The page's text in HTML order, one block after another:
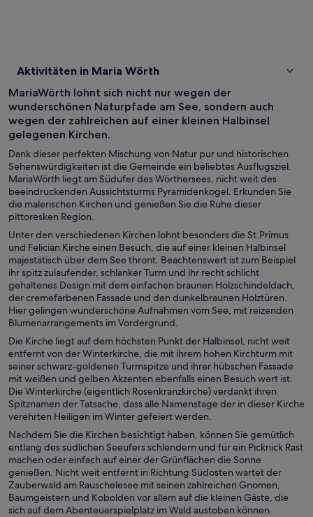
Aktivitäten in Maria Wörth
MariaWörth lohnt sich nicht nur wegen der
wunderschönen Naturpfade am See, sondern auch
wegen der zahlreichen auf einer kleinen Halbinsel
gelegenen Kirchen.
Dank dieser perfekten Mischung von Natur pur und historischen
Sehenswürdigkeiten ist die Gemeinde ein beliebtes Ausflugsziel.
MariaWörth liegt am Südufer des Wörthersees, nicht weit des
beeindruckenden Aussichtsturms Pyramidenkogel. Erkunden Sie
die malerischen Kirchen und genießen Sie die Ruhe dieser
pittoresken Region.
Unter den verschiedenen Kirchen lohnt besonders die St.Primus
und Felician Kirche einen Besuch, die auf einer kleinen Halbinsel
majestätisch über dem See thront. Beachtenswert ist zum Beispiel
ihr spitz zulaufender, schlanker Turm und ihr recht schlicht
gehaltenes Design mit dem einfachen braunen Holzschindeldach,
der cremefarbenen Fassade und den dunkelbraunen Holztüren.
Hier gelingen wunderschöne Aufnahmen vom See, mit reizenden
Blumenarrangements im Vordergrund.
Die Kirche liegt auf dem höchsten Punkt der Halbinsel, nicht weit
entfernt von der Winterkirche, die mit ihrem hohen Kirchturm mit
seiner schwarz-goldenen Turmspitze und ihrer hübschen Fassade
mit weißen und gelben Akzenten ebenfalls einen Besuch wert ist.
Die Winterkirche (eigentlich Rosenkranzkirche) verdankt ihren
Spitznamen der Tatsache, dass alle Namenstage der in dieser Kirche
verehrten Heiligen im Winter gefeiert werden.
Nachdem Sie die Kirchen besichtigt haben, können Sie gemütlich
entlang des südlichen Seeufers schlendern und für ein Picknick Rast
machen oder einfach auf einer der Grünflächen die Sonne
genießen. Nicht weit entfernt in Richtung Südosten wartet der
Zauberwald am Rauschelesee mit seinen zahlreichen Gnomen,
Baumgeistern und Kobolden vor allem auf die kleinen Gäste, die
sich auf dem Abenteuerspielplatz im Wald austoben können.